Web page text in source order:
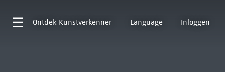
Ontdek Kunstverkenner Language Inloggen